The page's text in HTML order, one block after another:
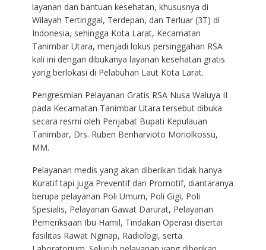
layanan dan bantuan kesehatan, khususnya di
Wilayah Tertinggal, Terdepan, dan Terluar (3T) di
Indonesia, sehingga Kota Larat, Kecamatan
Tanimbar Utara, menjadi lokus persinggahan RSA
kali ini dengan dibukanya layanan kesehatan gratis
yang berlokasi di Pelabuhan Laut Kota Larat.
Pengresmian Pelayanan Gratis RSA Nusa Waluya II
pada Kecamatan Tanimbar Utara tersebut dibuka
secara resmi oleh Penjabat Bupati Kepulauan
Tanimbar, Drs. Ruben Benharvioto Moriolkossu,
MM.
Pelayanan medis yang akan diberikan tidak hanya
Kuratif tapi juga Preventif dan Promotif, diantaranya
berupa pelayanan Poli Umum, Poli Gigi, Poli
Spesialis, Pelayanan Gawat Darurat, Pelayanan
Pemeriksaan Ibu Hamil, Tindakan Operasi disertai
fasilitas Rawat Nginap, Radiologi, serta